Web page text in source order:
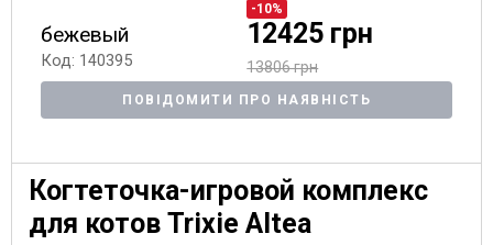
бежевый
Код: 140395
-10%
12425 грн
13806 грн
ПОВІДОМИТИ ПРО НАЯВНІСТЬ
Когтеточка-игровой комплекс
для котов Trixie Altea